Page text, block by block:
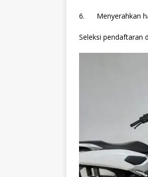
6. Menyerahkan
Seleksi pendaftaran